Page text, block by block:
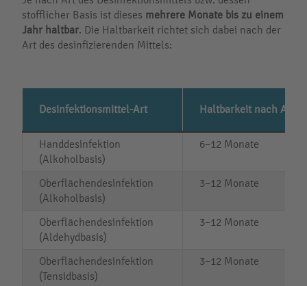
stofflicher Basis ist dieses mehrere Monate bis zu einem
Jahr haltbar. Die Haltbarkeit richtet sich dabei nach der
Art des desinfizierenden Mittels:
Desinfektionsmittel-Art Haltbarkeit nach
Handdesinfektion
(Alkoholbasis)
6–12 Monate
Oberflächendesinfektion
(Alkoholbasis)
3–12 Monate
Oberflächendesinfektion
(Aldehydbasis)
3–12 Monate
Oberflächendesinfektion
(Tensidbasis)
3–12 Monate